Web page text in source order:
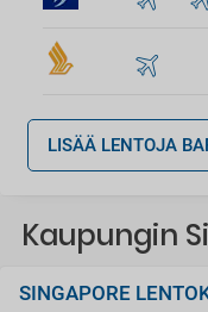
LISÄÄ LENTOJA
Kaupungin
SINGAPORE